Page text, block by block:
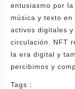
Tags：